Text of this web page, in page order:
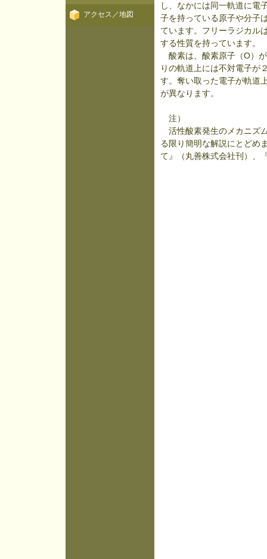
し、なかには同一軌道に電
子を持っている原子や分子
ています。フリーラジカル
する性質を持っています。
酸素は、酸素原子（O）
りの軌道上には不対電子が
す。奪い取った電子が軌道
が異なります。
注）
活性酸素発生のメカニズ
る限り簡明な解説にとどめ
て』（丸善株式会社刊）、
アクセス／地図